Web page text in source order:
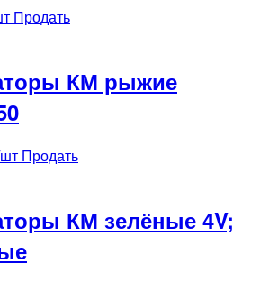
Продать
КМ рыжие
Продать
КМ зелёные 4V;